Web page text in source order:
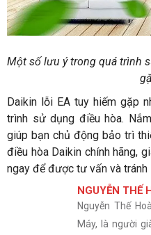
Một số lưu ý trong quá trình
Daikin lỗi EA tuy hiếm gặp
trình sử dụng điều hòa.
giúp bạn chủ động bảo trì
điều hòa Daikin chính hãng,
ngay để được tư vấn và
NGUYỄN THẾ
Nguyễn Thế
Máy, là người